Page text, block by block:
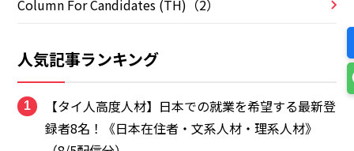
Column For Candidates (TH)（2）
人気記事ランキング
1
【タイ人高度人材】日本での就業を希望する最新登
録者8名！《日本在住者・文系人材・理系人材》